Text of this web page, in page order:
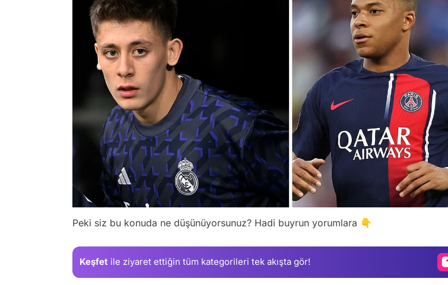
Peki siz bu konuda ne düşünüyorsunuz? Hadi buyrun yorumlara 👇
Keşfet ile ziyaret ettiğin tüm kategorileri tek akışta gör!